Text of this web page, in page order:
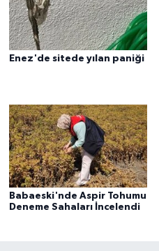
Enez'de sitede yılan paniği
Babaeski'nde Aspir Tohumu
Deneme Sahaları İncelendi